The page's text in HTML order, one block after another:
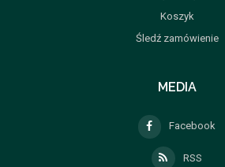
Koszyk
Śledź zamówienie
MEDIA
Facebook
RSS